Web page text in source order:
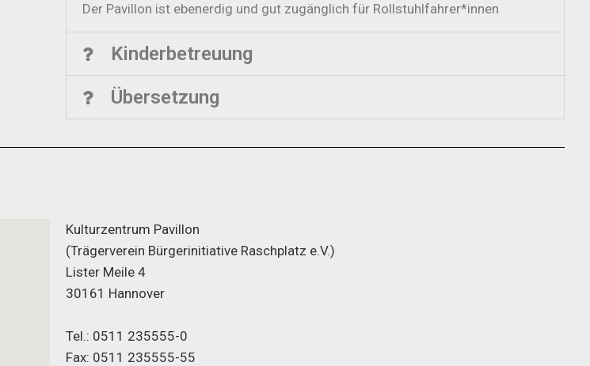
Der Pavillon ist ebenerdig und gut zugänglich für Rollstuhlfahrer*innen
Kinderbetreuung
Übersetzung
Kulturzentrum Pavillon
(Trägerverein Bürgerinitiative Raschplatz e.V.)
Lister Meile 4
30161 Hannover
Tel.: 0511 235555-0
Fax: 0511 235555-55